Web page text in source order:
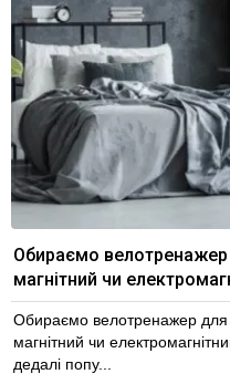
Обираємо
магнітний чи
Обираємо велотренажер
магнітний чи
дедалі попу...